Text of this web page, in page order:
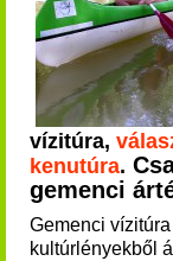
vízitúra,
kenutúra.
gemenci
Gemenci
kultúrlényekből